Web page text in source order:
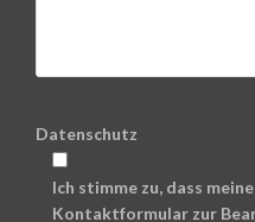
Datenschutz
Ich stimme zu, dass
Kontaktformular zur